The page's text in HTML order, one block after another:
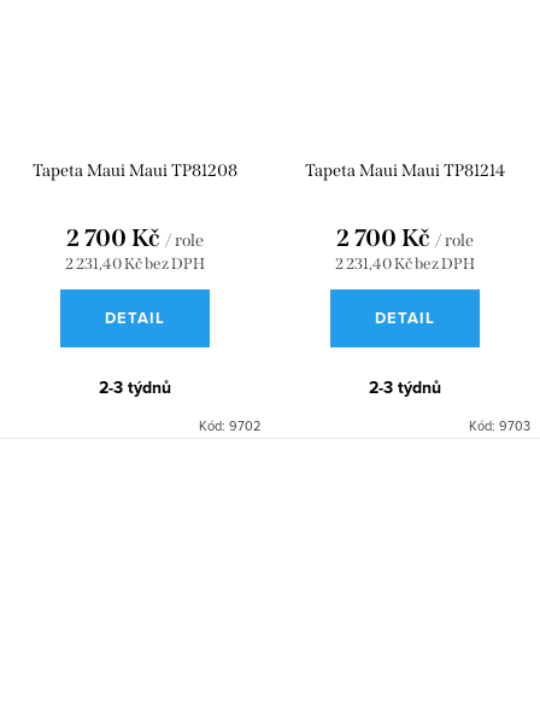
Tapeta Maui Maui TP81208
2 231,40 Kč bez DPH
2 700 Kč / role
DETAIL
2-3 týdnů
Kód: 9702
Tapeta Maui Maui TP81214
2 231,40 Kč bez DPH
2 700 Kč / role
DETAIL
2-3 týdnů
Kód: 9703